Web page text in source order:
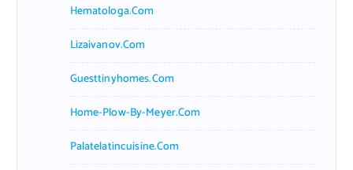
Hematologa.com
Lizaivanov.com
Guesttinyhomes.com
Home-Plow-By-Meyer.com
Palatelatincuisine.com